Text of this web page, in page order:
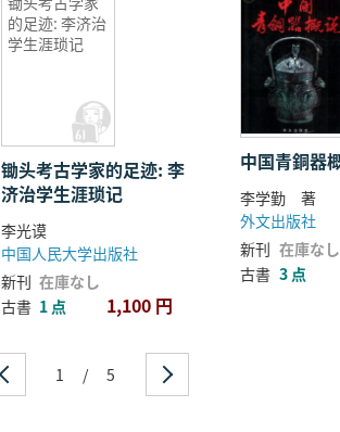
的足迹: 李济治
学生涯琐记
锄头考古学家的足迹: 李
济治学生涯琐记
李光谟
中国人民大学出版社
新刊 在庫なし
古書 1 点 1,100 円
中国青銅器
李学勤 著
外文出版社
新刊 在庫なし
古書 3 点
1 / 5